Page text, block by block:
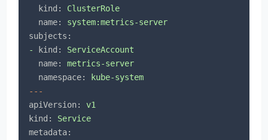
kind:
ClusterRole
name:
system:metrics-server
subjects:
-
kind:
ServiceAccount
name:
metrics-server
namespace:
kube-system
---
apiVersion:
v1
kind:
Service
metadata: